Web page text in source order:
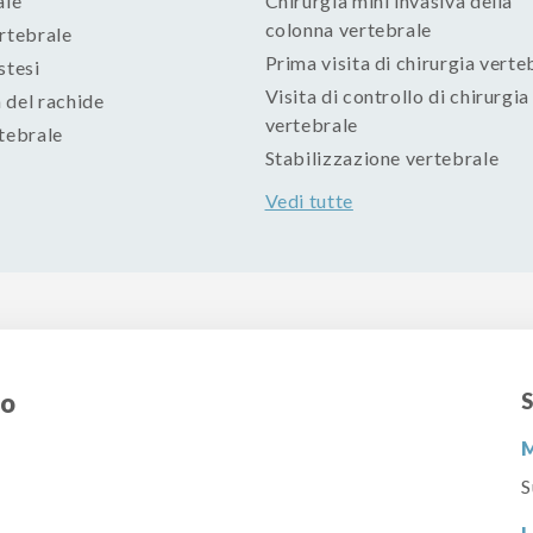
rachide
colonna vertebrale
Prima visita di chirurgia
Visita di controllo di chirurgia
vertebrale
Stabilizzazione vertebrale
Vedi tutte